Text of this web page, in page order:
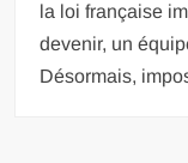
la loi française
devenir, un
Désormais,